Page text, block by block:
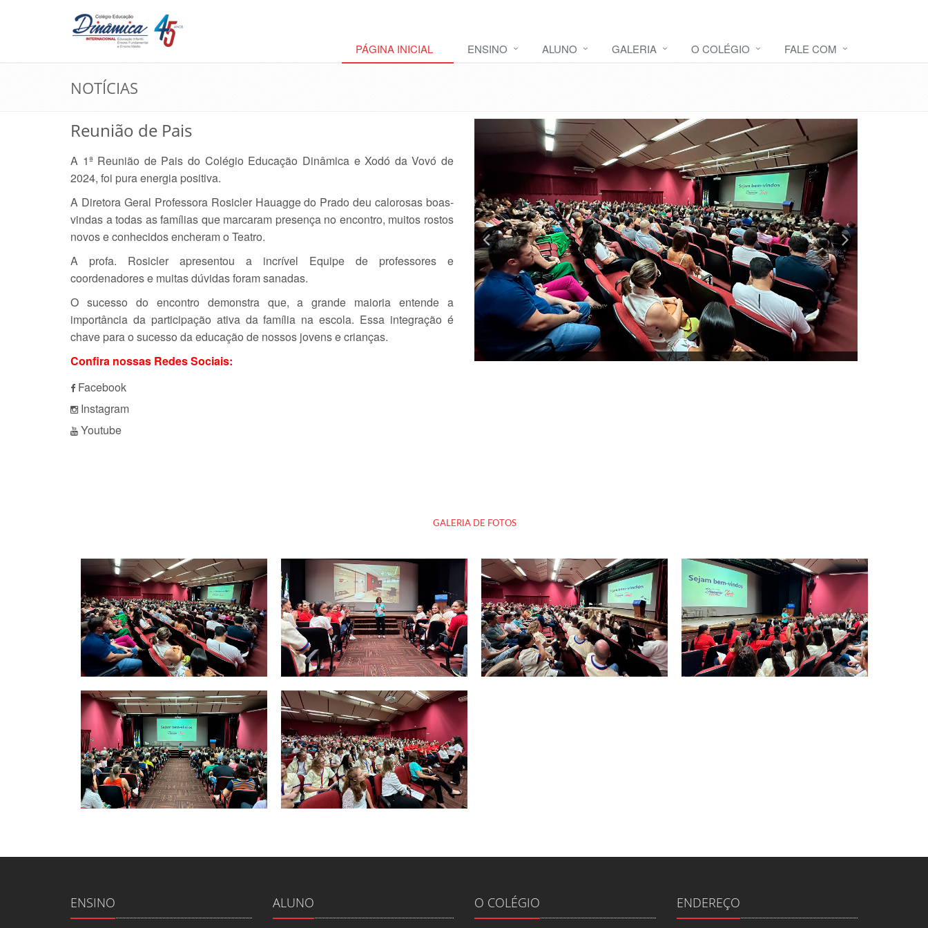
PÁGINA INICIAL ENSINO ALUNO GALERIA O COLÉGIO FALE COM
NOTÍCIAS
Reunião de Pais
A 1ª Reunião de Pais do Colégio Educação Dinâmica e Xodó da Vovó de
2024, foi pura energia positiva.
A Diretora Geral Professora Rosicler Hauagge do Prado deu calorosas boas-
vindas a todas as famílias que marcaram presença no encontro, muitos rostos
novos e conhecidos encheram o Teatro.
A profa. Rosicler apresentou a incrível Equipe de professores e
coordenadores e muitas dúvidas foram sanadas.
O sucesso do encontro demonstra que, a grande maioria entende a
importância da participação ativa da família na escola. Essa integração é
chave para o sucesso da educação de nossos jovens e crianças.
Confira nossas Redes Sociais:
Facebook
Instagram
Youtube
GALERIA DE FOTOS
ENSINO ALUNO O COLÉGIO ENDEREÇO